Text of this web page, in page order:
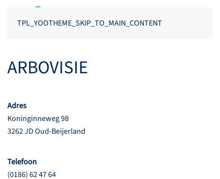
TPL_YOOTHEME_SKIP_TO_MAIN_CONTENT
ARBOVISIE
Adres
Koninginneweg 98
3262 JD Oud-Beijerland
Telefoon
(0186) 62 47 64